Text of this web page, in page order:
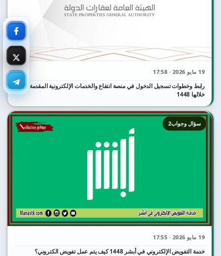
19 مايو 2026 · 17:58
رابط وخطوات تسجيل الدخول في منصة انتفاع والخدمات الإلكترونية المقدمة من
خلالها 1448
19 مايو 2026 · 17:55
خدمة التفويض الإلكتروني في أبشر 1448 كيف يتم عمل تفويض الكتروني؟
سؤال وجواب2